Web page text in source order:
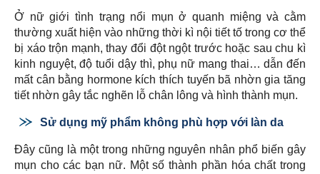
Ở nữ giới tình trạng nổi mụn ở quanh miệng và cằm
thường xuất hiện vào những thời kì nội tiết tố trong cơ thể
bị xáo trộn mạnh, thay đổi đột ngột trước hoặc sau chu kì
kinh nguyệt, độ tuổi dậy thì, phụ nữ mang thai… dẫn đến
mất cân bằng hormone kích thích tuyến bã nhờn gia tăng
tiết nhờn gây tắc nghẽn lỗ chân lông và hình thành mụn.
Sử dụng mỹ phẩm không phù hợp với làn da
Đây cũng là một trong những nguyên nhân phổ biến gây
mụn cho các bạn nữ. Một số thành phần hóa chất trong